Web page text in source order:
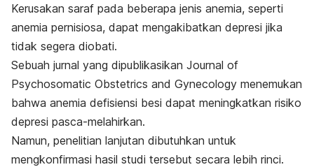
Kerusakan saraf pada beberapa jenis anemia, seperti
anemia pernisiosa, dapat mengakibatkan depresi jika
tidak segera diobati.
Sebuah jurnal yang dipublikasikan Journal of
Psychosomatic Obstetrics and Gynecology menemukan
bahwa anemia defisiensi besi dapat meningkatkan risiko
depresi pasca-melahirkan.
Namun, penelitian lanjutan dibutuhkan untuk
mengkonfirmasi hasil studi tersebut secara lebih rinci.